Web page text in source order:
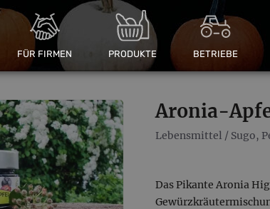
FÜR FIRMEN PRODUKTE BETRIEBE
Aronia-
Lebensmittel / Sugo,
Das Pikante Aronia